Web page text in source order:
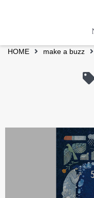
HOME make a buzz